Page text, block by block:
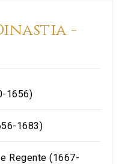
-
1656)
1683)
Regente (1667-